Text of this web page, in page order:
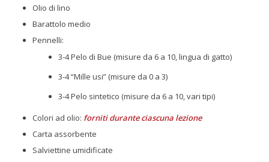
Olio di lino
Barattolo medio
Pennelli:
3-4 Pelo di Bue (misure da 6 a 10, lingua di gatto)
3-4 “Mille usi” (misure da 0 a 3)
3-4 Pelo sintetico (misure da 6 a 10, vari tipi)
Colori ad olio: forniti durante ciascuna lezione
Carta assorbente
Salviettine umidificate